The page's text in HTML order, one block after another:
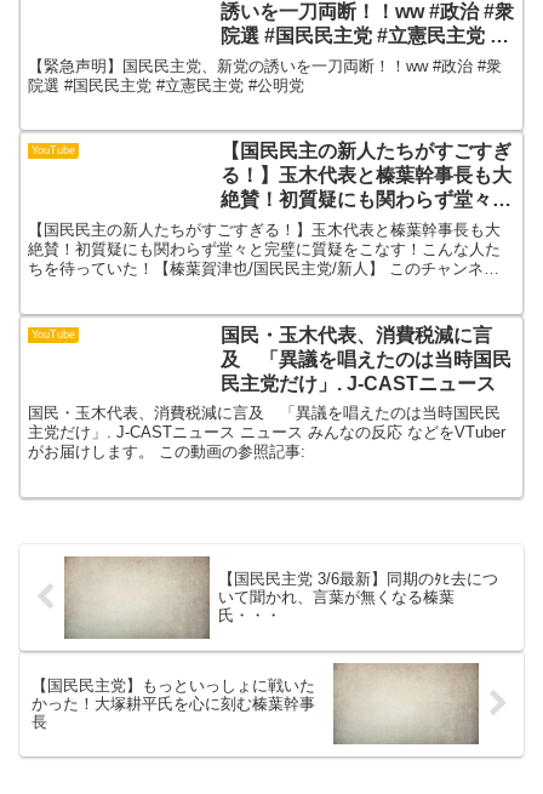
誘いを一刀両断！！ww #政治 #衆
院選 #国民民主党 #立憲民主党 #
公明党
【緊急声明】国民民主党、新党の誘いを一刀両断！！ww #政治 #衆
院選 #国民民主党 #立憲民主党 #公明党
YouTube
【国民民主の新人たちがすごすぎ
る！】玉木代表と榛葉幹事長も大
絶賛！初質疑にも関わらず堂々と
完璧に質疑をこなす！こんな人た
ちを待っていた！【榛葉賀津也/
国民民主党/新人】
【国民民主の新人たちがすごすぎる！】玉木代表と榛葉幹事長も大
絶賛！初質疑にも関わらず堂々と完璧に質疑をこなす！こんな人た
ちを待っていた！【榛葉賀津也/国民民主党/新人】 このチャンネル
YouTube
国民・玉木代表、消費税減に言
及 「異議を唱えたのは当時国民
民主党だけ」. J-CASTニュース
国民・玉木代表、消費税減に言及 「異議を唱えたのは当時国民民
主党だけ」. J-CASTニュース ニュース みんなの反応 などをVTuber
がお届けします。 この動画の参照記事:
【国民民主党 3/6最新】同期のﾀﾋ去につ
いて聞かれ、言葉が無くなる榛葉
氏・・・
【国民民主党】もっといっしょに戦いた
かった！大塚耕平氏を心に刻む榛葉幹事
長